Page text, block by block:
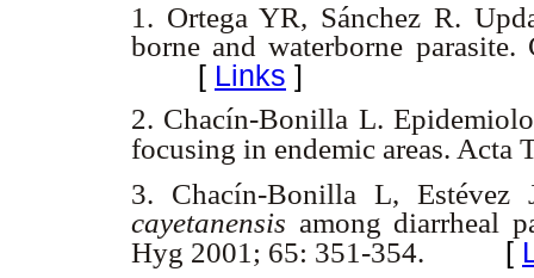
1. Ortega YR, Sánchez R.
borne and waterborne
[ Links ]
2. Chacín-Bonilla L.
focusing in endemic areas.
3. Chacín-Bonilla L,
cayetanensis among diarrheal
Hyg 2001; 65: 351-354.
[